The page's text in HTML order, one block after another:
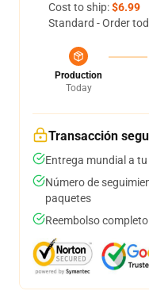
Cost to ship:$6.99
Standard - Order
Production
Today
Transacción
Entrega mundial a
Número de
paquetes
Reembolso